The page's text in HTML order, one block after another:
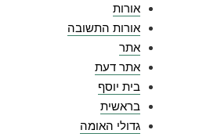
אורות
אורות התשובה
אתר
אתר דעת
בית יוסף
בראשית
גדולי האומה